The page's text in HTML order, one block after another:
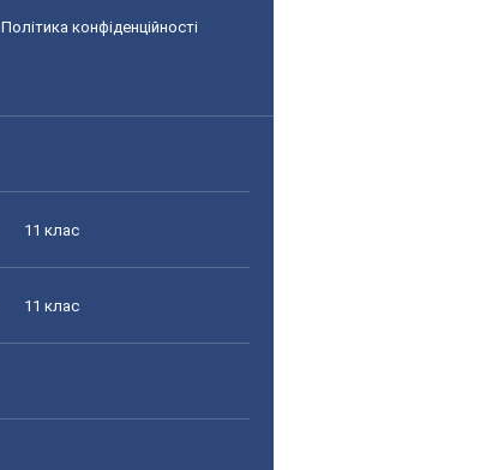
Політика конфіденційності
11 клас
11 клас